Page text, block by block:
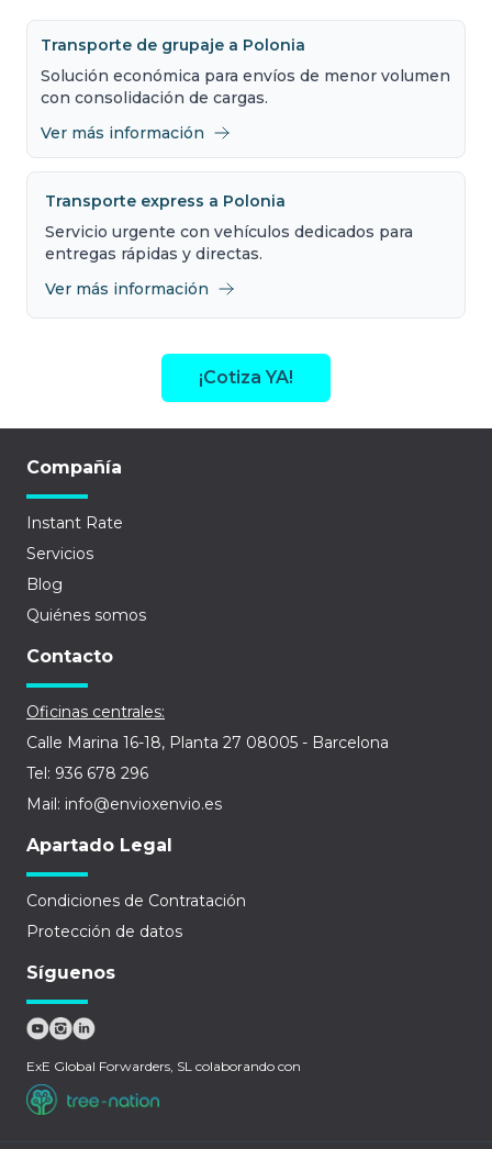
Transporte de grupaje a Polonia
Solución económica para envíos de menor volumen
con consolidación de cargas.
Ver más información
Transporte express a Polonia
Servicio urgente con vehículos dedicados para
entregas rápidas y directas.
Ver más información
¡Cotiza YA!
Compañía
Instant Rate
Servicios
Blog
Quiénes somos
Contacto
Oficinas centrales:
Calle Marina 16-18, Planta 27 08005 - Barcelona
Tel: 936 678 296
Mail: info@envioxenvio.es
Apartado Legal
Condiciones de Contratación
Protección de datos
Síguenos
ExE Global Forwarders, SL colaborando con